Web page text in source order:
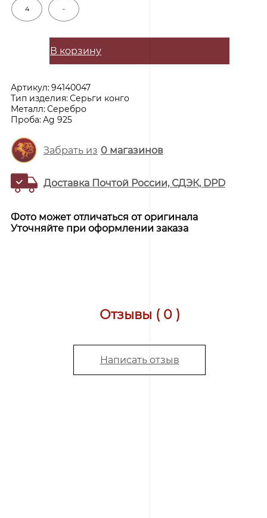
4 -
В корзину
Артикул:94140047
Тип изделия:Серьги конго
Металл:Серебро
Проба:Ag 925
Забрать из 0магазинов
Доставка Почтой России, СДЭК, DPD
Фото может отличаться от оригинала
Уточняйте при оформлении заказа
Отзывы ( 0 )
Написать отзыв